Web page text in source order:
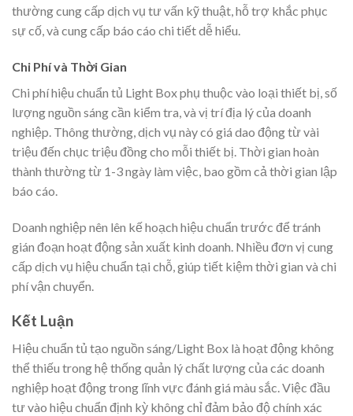
thường cung cấp dịch vụ tư vấn kỹ thuật, hỗ trợ khắc phục
sự cố, và cung cấp báo cáo chi tiết dễ hiểu.
Chi Phí và Thời Gian
Chi phí hiệu chuẩn tủ Light Box phụ thuộc vào loại thiết bị, số
lượng nguồn sáng cần kiểm tra, và vị trí địa lý của doanh
nghiệp. Thông thường, dịch vụ này có giá dao động từ vài
triệu đến chục triệu đồng cho mỗi thiết bị. Thời gian hoàn
thành thường từ 1-3 ngày làm việc, bao gồm cả thời gian lập
báo cáo.
Doanh nghiệp nên lên kế hoạch hiệu chuẩn trước để tránh
gián đoạn hoạt động sản xuất kinh doanh. Nhiều đơn vị cung
cấp dịch vụ hiệu chuẩn tại chỗ, giúp tiết kiệm thời gian và chi
phí vận chuyển.
Kết Luận
Hiệu chuẩn tủ tạo nguồn sáng/Light Box là hoạt động không
thể thiếu trong hệ thống quản lý chất lượng của các doanh
nghiệp hoạt động trong lĩnh vực đánh giá màu sắc. Việc đầu
tư vào hiệu chuẩn định kỳ không chỉ đảm bảo độ chính xác